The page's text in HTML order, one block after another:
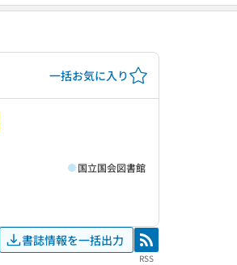
一括お気に入り
国立国会図書館
書誌情報を一括出力 RSS
RSS